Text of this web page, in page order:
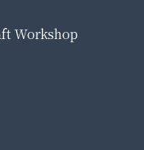
Workshop